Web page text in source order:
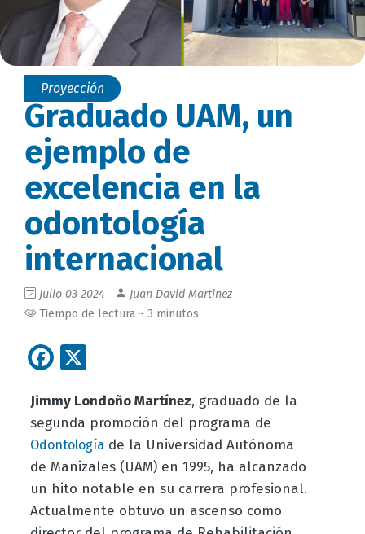
Proyección
Graduado UAM, un
ejemplo de
excelencia en la
odontología
internacional
Julio 03 2024
Juan David Martinez
Tiempo de lectura ~ 3 minutos
Facebook
Jimmy Londoño Martínez, graduado de la
segunda promoción del programa de
Odontologíade la Universidad Autónoma
de Manizales (UAM) en 1995, ha alcanzado
un hito notable en su carrera profesional.
Actualmente obtuvo un ascenso como